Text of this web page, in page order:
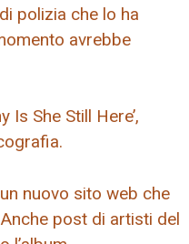
polizia che lo ha
avrebbe
She Still Here’,
nuovo sito web che
post di artisti del